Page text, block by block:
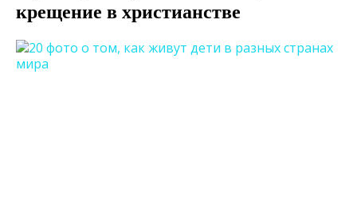
крещение в христианстве